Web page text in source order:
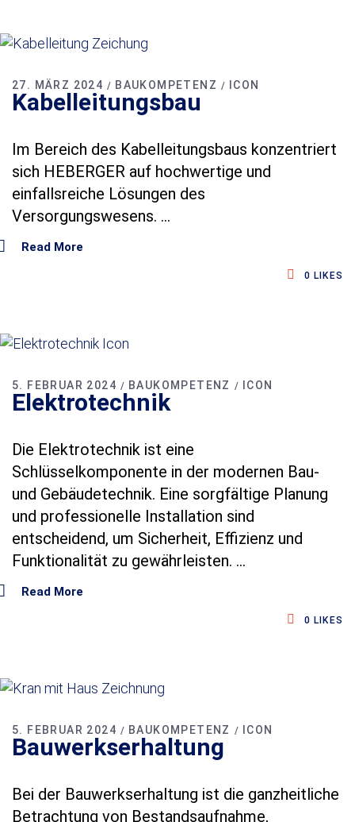
27. MÄRZ 2024 BAUKOMPETENZ ICON
Kabelleitungsbau
Im Bereich des Kabelleitungsbaus konzentriert
sich HEBERGER auf hochwertige und
einfallsreiche Lösungen des
Versorgungswesens.
Read More
0 LIKES
5. FEBRUAR 2024 BAUKOMPETENZ ICON
Elektrotechnik
Die Elektrotechnik ist eine
Schlüsselkomponente in der modernen Bau-
und Gebäudetechnik. Eine sorgfältige Planung
und professionelle Installation sind
entscheidend, um Sicherheit, Effizienz und
Funktionalität zu gewährleisten.
Read More
0 LIKES
5. FEBRUAR 2024 BAUKOMPETENZ ICON
Bauwerkserhaltung
Bei der Bauwerkserhaltung ist die ganzheitliche
Betrachtung von Bestandsaufnahme,